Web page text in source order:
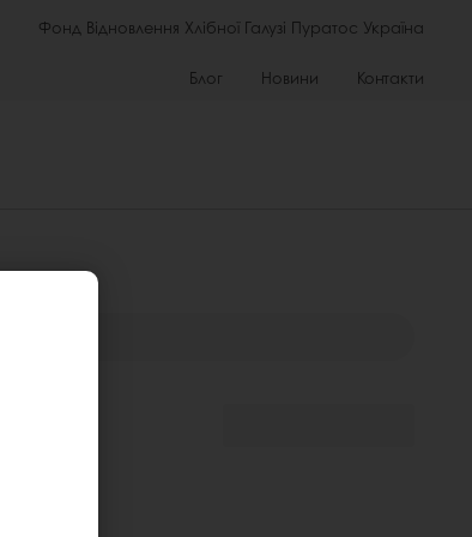
Фонд Відновлення Хлібної Галузі Пуратос Україна
Блог Новини Контакти